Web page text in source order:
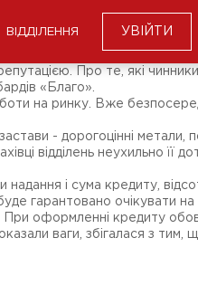
ВІДДІЛЕННЯ УВІЙТИ
Про те, які чинники
«Благо».
на ринку. Вже
- дорогоцінні метали,
відділень неухильно її
надання і сума кредиту,
гарантовано очікувати на
При оформленні кредиту
ваги, збігалася з тим,